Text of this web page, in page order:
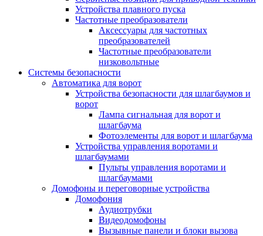
Устройства плавного пуска
Частотные преобразователи
Аксессуары для частотных
преобразователей
Частотные преобразователи
низковольтные
Системы безопасности
Автоматика для ворот
Устройства безопасности для шлагбаумов и
ворот
Лампа сигнальная для ворот и
шлагбаума
Фотоэлементы для ворот и шлагбаума
Устройства управления воротами и
шлагбаумами
Пульты управления воротами и
шлагбаумами
Домофоны и переговорные устройства
Домофония
Аудиотрубки
Видеодомофоны
Вызывные панели и блоки вызова